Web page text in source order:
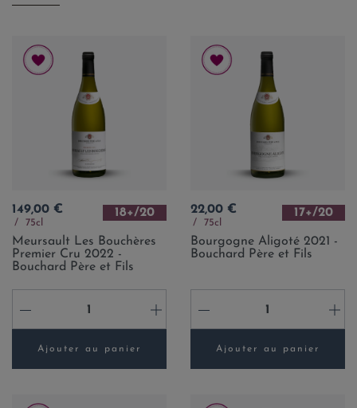
Prix
149,00 €
75cl
18+/20
Meursault Les Bouchères
Premier Cru 2022 -
Bouchard Père et Fils
- +
Ajouter au panier
Prix
22,00 €
75cl
17+/20
Bourgogne Aligoté 2021 -
Bouchard Père et Fils
- +
Ajouter au panier